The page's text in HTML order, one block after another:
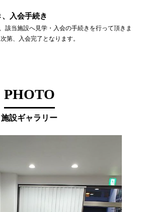
入会手続き
該当施設へ見学・入会の手続きを行って頂きま
第、入会完了となります。
PHOTO
施設ギャラリー